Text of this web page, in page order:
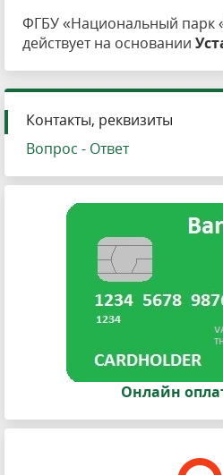
ФГБУ «Национальный парк
действует на основании
Контакты, реквизиты
Вопрос - Ответ
Онлайн